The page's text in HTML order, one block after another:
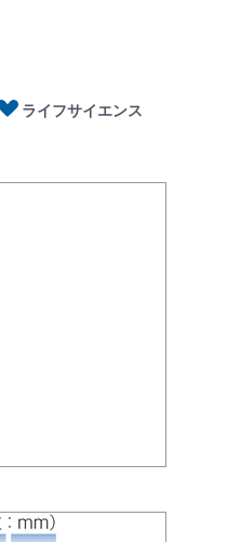
ライフサイエンス